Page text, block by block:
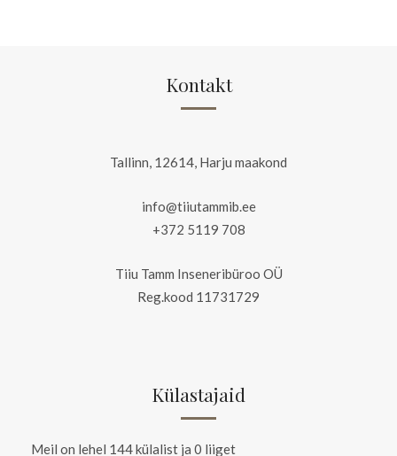
Kontakt
Tallinn, 12614, Harju maakond
info@tiiutammib.ee
+372 5119 708
Tiiu Tamm Inseneribüroo OÜ
Reg.kood 11731729
Külastajaid
Meil on lehel 144 külalist ja 0 liiget